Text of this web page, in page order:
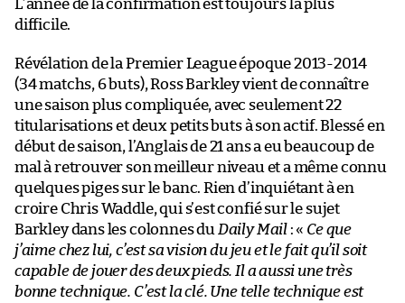
L’année de la confirmation est toujours la plus
difficile.
Révélation de la Premier League époque 2013-2014
(34 matchs, 6 buts), Ross Barkley vient de connaître
une saison plus compliquée, avec seulement 22
titularisations et deux petits buts à son actif. Blessé en
début de saison, l’Anglais de 21 ans a eu beaucoup de
mal à retrouver son meilleur niveau et a même connu
quelques piges sur le banc. Rien d’inquiétant à en
croire Chris Waddle, qui s’est confié sur le sujet
Barkley dans les colonnes du Daily Mail: « Ce que
j’aime chez lui, c’est sa vision du jeu et le fait qu’il soit
capable de jouer des deux pieds. Il a aussi une très
bonne technique. C’est la clé. Une telle technique est